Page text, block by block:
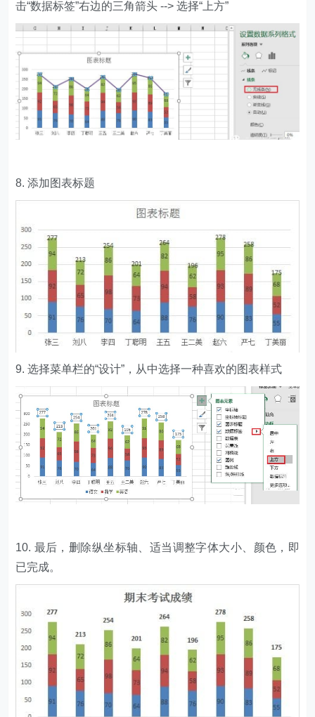
击“数据标签”右边的三角箭头 --> 选择“上方”
8. 添加图表标题
9. 选择菜单栏的“设计”，从中选择一种喜欢的图表样式
10. 最后，删除纵坐标轴、适当调整字体大小、颜色，即
已完成。